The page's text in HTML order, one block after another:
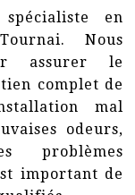
en
Nous
assurer le
complet de
mal
odeurs,
problèmes
important de